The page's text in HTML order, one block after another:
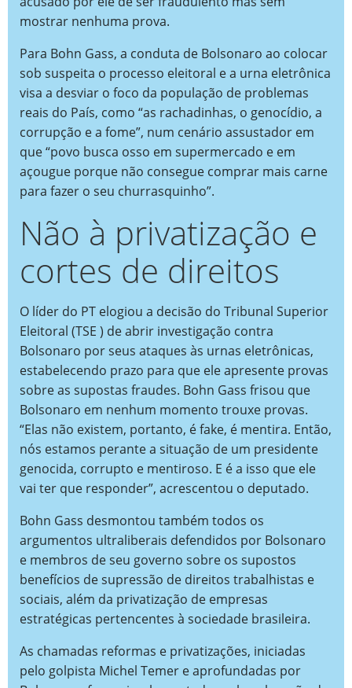
mostrar nenhuma prova.
Para Bohn Gass, a conduta de Bolsonaro ao colocar
sob suspeita o processo eleitoral e a urna eletrônica
visa a desviar o foco da população de problemas
reais do País, como “as rachadinhas, o genocídio, a
corrupção e a fome”, num cenário assustador em
que “povo busca osso em supermercado e em
açougue porque não consegue comprar mais carne
para fazer o seu churrasquinho”.
Não à privatização e
cortes de direitos
O líder do PT elogiou a decisão do Tribunal Superior
Eleitoral (TSE ) de abrir investigação contra
Bolsonaro por seus ataques às urnas eletrônicas,
estabelecendo prazo para que ele apresente provas
sobre as supostas fraudes. Bohn Gass frisou que
Bolsonaro em nenhum momento trouxe provas.
“Elas não existem, portanto, é fake, é mentira. Então,
nós estamos perante a situação de um presidente
genocida, corrupto e mentiroso. E é a isso que ele
vai ter que responder”, acrescentou o deputado.
Bohn Gass desmontou também todos os
argumentos ultraliberais defendidos por Bolsonaro
e membros de seu governo sobre os supostos
benefícios de supressão de direitos trabalhistas e
sociais, além da privatização de empresas
estratégicas pertencentes à sociedade brasileira.
As chamadas reformas e privatizações, iniciadas
pelo golpista Michel Temer e aprofundadas por